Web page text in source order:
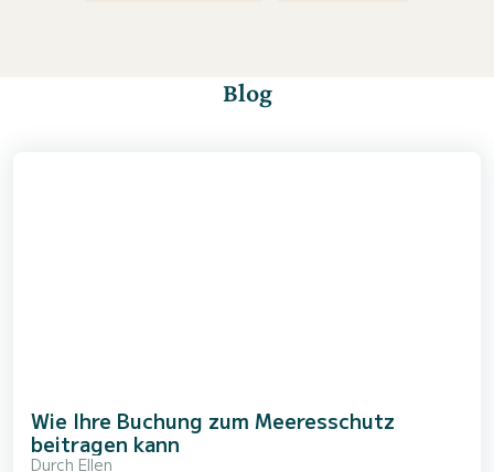
Blog
Wie Ihre Buchung zum Meeresschutz
beitragen kann
Durch Ellen